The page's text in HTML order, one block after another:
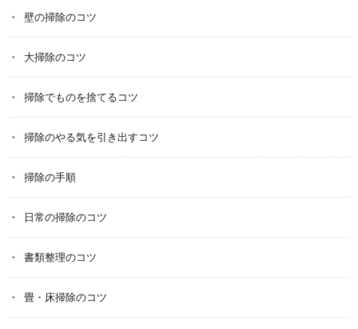
壁の掃除のコツ
大掃除のコツ
掃除でものを捨てるコツ
掃除のやる気を引き出すコツ
掃除の手順
日常の掃除のコツ
書類整理のコツ
畳・床掃除のコツ